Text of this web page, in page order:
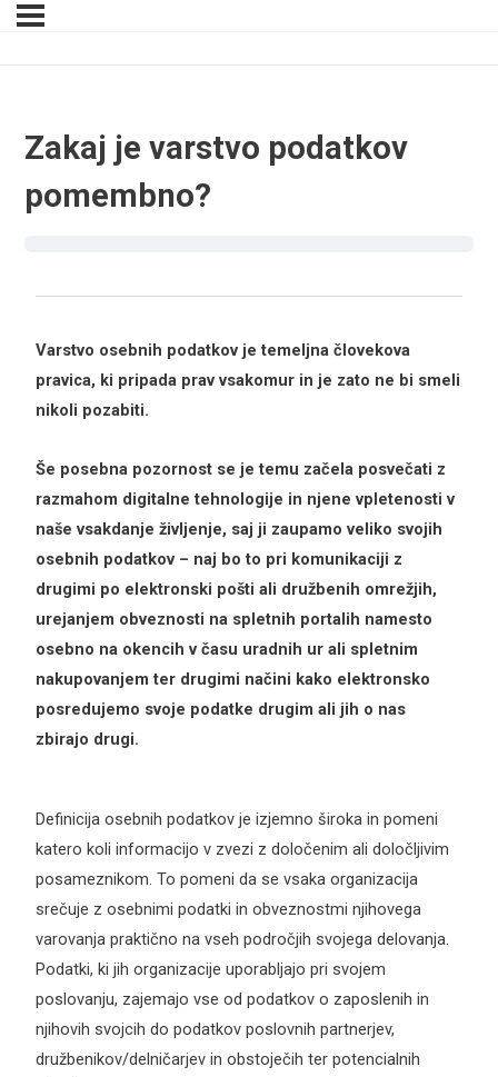
Zakaj je varstvo podatkov
pomembno?
Varstvo osebnih podatkov je temeljna človekova
pravica, ki pripada prav vsakomur in je zato ne bi smeli
nikoli pozabiti.
Še posebna pozornost se je temu začela posvečati z
razmahom digitalne tehnologije in njene vpletenosti v
naše vsakdanje življenje, saj ji zaupamo veliko svojih
osebnih podatkov – naj bo to pri komunikaciji z
drugimi po elektronski pošti ali družbenih omrežjih,
urejanjem obveznosti na spletnih portalih namesto
osebno na okencih v času uradnih ur ali spletnim
nakupovanjem ter drugimi načini kako elektronsko
posredujemo svoje podatke drugim ali jih o nas
zbirajo drugi.
Definicija osebnih podatkov je izjemno široka in pomeni
katero koli informacijo v zvezi z določenim ali določljivim
posameznikom. To pomeni da se vsaka organizacija
srečuje z osebnimi podatki in obveznostmi njihovega
varovanja praktično na vseh področjih svojega delovanja.
Podatki, ki jih organizacije uporabljajo pri svojem
poslovanju, zajemajo vse od podatkov o zaposlenih in
njihovih svojcih do podatkov poslovnih partnerjev,
družbenikov/delničarjev in obstoječih ter potencialnih